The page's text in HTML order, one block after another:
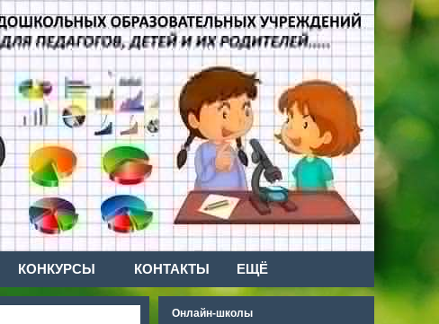
КОНКУРСЫ КОНТАКТЫ ЕЩЁ
Онлайн-школы